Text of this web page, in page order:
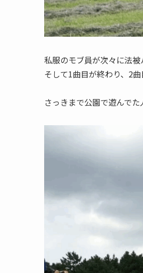
私服のモブ員が次々に法
そして1曲目が終わり、2
さっきまで公園で遊んで